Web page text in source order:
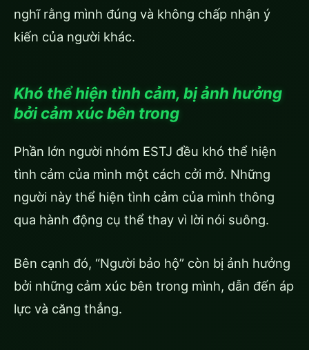
nghĩ rằng mình đúng và không chấp nhận ý
kiến của người khác.
Khó thể hiện tình cảm, bị ảnh hưởng
bởi cảm xúc bên trong
Phần lớn người nhóm ESTJ đều khó thể hiện
tình cảm của mình một cách cởi mở. Những
người này thể hiện tình cảm của mình thông
qua hành động cụ thể thay vì lời nói suông.
Bên cạnh đó, “Người bảo hộ” còn bị ảnh hưởng
bởi những cảm xúc bên trong mình, dẫn đến áp
lực và căng thẳng.